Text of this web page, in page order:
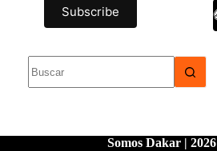
Somos Dakar | 2026